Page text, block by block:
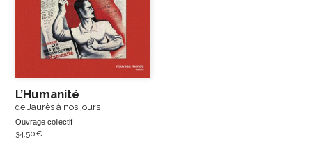
L’Humanité
de Jaurès à nos jours
Ouvrage collectif
34,50€